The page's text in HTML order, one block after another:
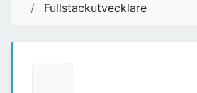
Fullstackutvecklare